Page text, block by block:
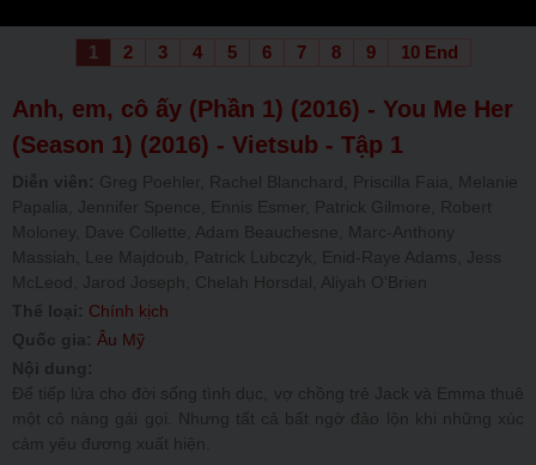
1 2 3 4 5 6 7 8 9 10 End
Anh, em, cô ấy (Phần 1) (2016) - You Me Her
(Season 1) (2016) - Vietsub - Tập 1
Diễn viên: Greg Poehler, Rachel Blanchard, Priscilla Faia, Melanie
Papalia, Jennifer Spence, Ennis Esmer, Patrick Gilmore, Robert
Moloney, Dave Collette, Adam Beauchesne, Marc-Anthony
Massiah, Lee Majdoub, Patrick Lubczyk, Enid-Raye Adams, Jess
McLeod, Jarod Joseph, Chelah Horsdal, Aliyah O'Brien
Thể loại: Chính kịch
Quốc gia: Âu Mỹ
Nội dung:
Để tiếp lửa cho đời sống tình dục, vợ chồng trẻ Jack và Emma thuê
một cô nàng gái gọi. Nhưng tất cả bất ngờ đảo lộn khi những xúc
cảm yêu đương xuất hiện.